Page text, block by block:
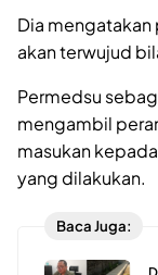
Dia
akan terwujud
Permedsu
mengambil
masukan
yang dilakukan.
Baca Juga: